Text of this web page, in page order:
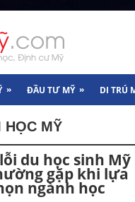
» ĐẦU TƯ MỸ » DI TRÚ
HỌC MỸ
du học sinh Mỹ
gặp khi lựa
ngành học